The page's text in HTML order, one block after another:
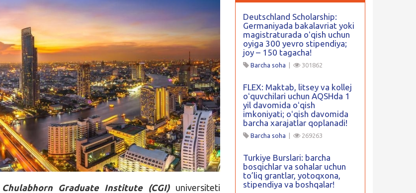
Chulabhorn Graduate Institute (CGI)universiteti
Deutschland Scholarship:
Germaniyada bakalavriat yoki
magistraturada oʻqish uchun
oyiga 300 yevro stipendiya;
joy – 150 tagacha!
Barcha soha 301862
FLEX: Maktab, litsey va kollej
oʻquvchilari uchun AQSHda 1
yil davomida oʻqish
imkoniyati; oʻqish davomida
barcha xarajatlar qoplanadi!
Barcha soha 269263
Turkiye Burslari: barcha
bosqichlar va sohalar uchun
to’liq grantlar, yotoqxona,
stipendiya va boshqalar!